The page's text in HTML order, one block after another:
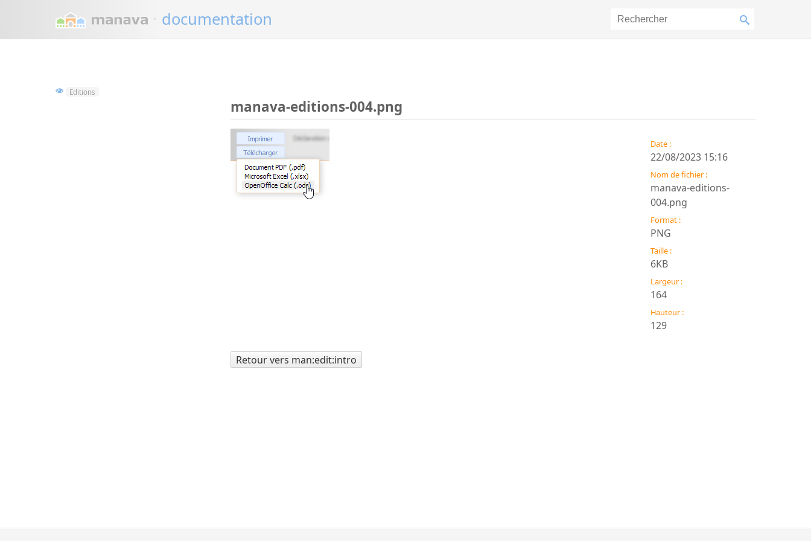
· documentation
Editions
manava-editions-004.png
Date :
22/08/2023 15:16
Nom de fichier :
manava-editions-
004.png
Format :
PNG
Taille :
6KB
Largeur :
164
Hauteur :
129
Retour vers man:edit:intro